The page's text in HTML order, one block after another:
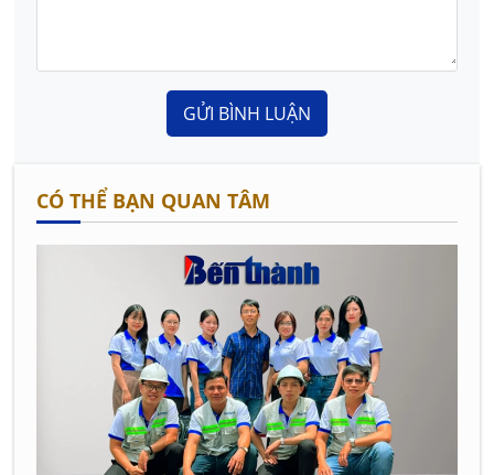
GỬI BÌNH LUẬN
CÓ THỂ BẠN QUAN TÂM